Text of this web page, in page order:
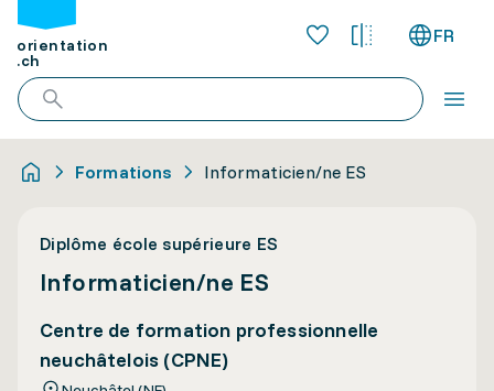
orientation
.ch
FR
Formations Informaticien/ne ES
Diplôme école supérieure ES
Informaticien/ne ES
Centre de formation professionnelle
neuchâtelois (CPNE)